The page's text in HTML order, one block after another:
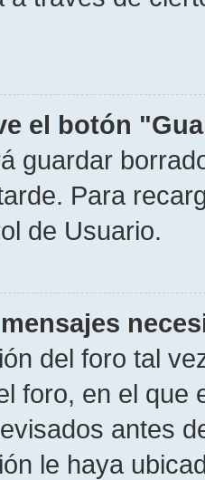
el botón
guardar
Para
de Usuario.
del foro tal
foro, en el que
antes
le haya